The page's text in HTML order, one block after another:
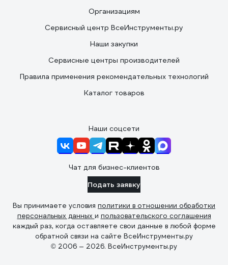
Организациям
Сервисный центр ВсеИнструменты.ру
Наши закупки
Сервисные центры производителей
Правила применения рекомендательных технологий
Каталог товаров
Наши соцсети
Чат для бизнес-клиентов
Подать заявку
Вы принимаете условия политики в отношении обработки
персональных данных и пользовательского соглашения
каждый раз, когда оставляете свои данные в любой форме
обратной связи на сайте ВсеИнструменты.ру
© 2006 — 2026. ВсеИнструменты.ру